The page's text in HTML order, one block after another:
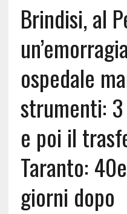
Brindisi, al
ospedale
strumenti:
e poi il
Taranto:
giorni dopo